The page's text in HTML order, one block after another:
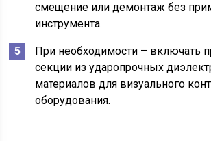
смещение или демонтаж без
инструмента.
При необходимости – включать
секции из ударопрочных
материалов для визуального
оборудования.